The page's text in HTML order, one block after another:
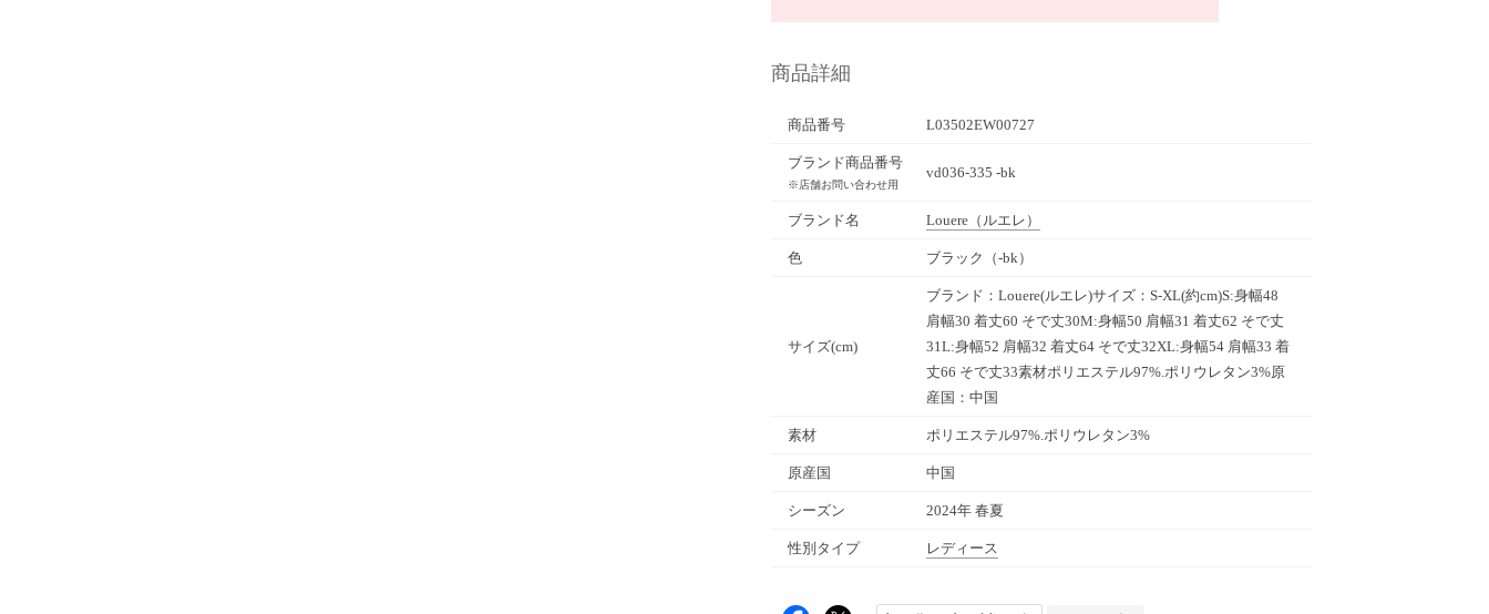
商品詳細
商品番号 L03502EW00727
ブランド商品番号
※店舗お問い合わせ用
vd036-335 -bk
ブランド名 Louere （ルエレ）
色 ブラック（-bk）
サイズ(cm)
ブランド：Louere(ルエレ)サイズ：S-XL(約cm)S:身幅48
肩幅30 着丈60 そで丈30M:身幅50 肩幅31 着丈62 そで丈
31L:身幅52 肩幅32 着丈64 そで丈32XL:身幅54 肩幅33 着
丈66 そで丈33素材ポリエステル97%.ポリウレタン3%原
産国：中国
素材 ポリエステル97%.ポリウレタン3%
原産国 中国
シーズン 2024年 春夏
性別タイプ レディース